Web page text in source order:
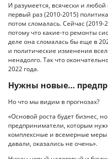
И разумеется, всячески и
первый раз (2010-2015)
потом сломалась. Сейчас (2019-
потому что какие-то ремонты
деле она сломалась бы еще в
и политические изменения
ненадолго. Так что
2022 года.
Нужны новые…
Но что мы видим в прогнозах?
«Основой роста будет бизнес,
предприниматели, которым
комплексные и всемерные меры
давали, оказались не очень».